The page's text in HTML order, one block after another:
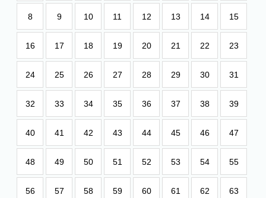
8 9 10 11 12 13 14 15
16 17 18 19 20 21 22 23
24 25 26 27 28 29 30 31
32 33 34 35 36 37 38 39
40 41 42 43 44 45 46 47
48 49 50 51 52 53 54 55
56 57 58 59 60 61 62 63